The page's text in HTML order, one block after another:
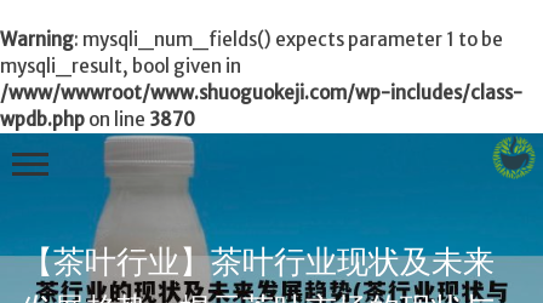
Warning: mysqli_num_fields() expects parameter 1 to be
mysqli_result, bool given in
/www/wwwroot/www.shuoguokeji.com/wp-includes/class-
wpdb.php on line 3870
【茶叶行业】茶叶行业现状及未来
首页